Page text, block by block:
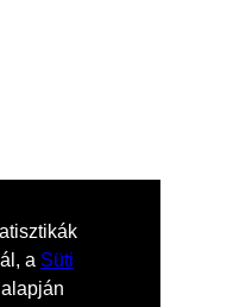
a Süti